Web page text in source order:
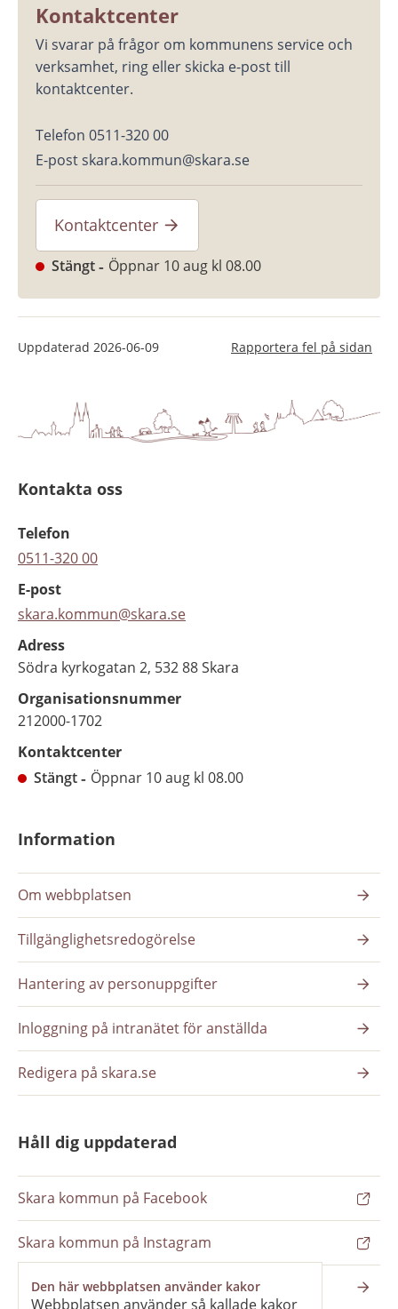
Den här webbplatsen använder kakor
Webbplatsen använder så kallade kakor
Kontaktcenter
Vi svarar på frågor om kommunens service och
verksamhet, ring eller skicka e-post till
kontaktcenter.
Telefon 0511-320 00
E-post skara.kommun@skara.se
Kontaktcenter
Stängt Öppnar 10 aug kl 08.00
Uppdaterad 2026-06-09 Rapportera fel på sidan
Kontakta oss
Telefon
0511-320 00
E-post
skara.kommun@skara.se
Adress
Södra kyrkogatan 2, 532 88 Skara
Organisationsnummer
212000-1702
Kontaktcenter
Stängt
Öppnar 10 aug kl 08.00
Information
Om webbplatsen
Tillgänglighetsredogörelse
Hantering av personuppgifter
Inloggning på intranätet för anställda
Redigera på skara.se
Håll dig uppdaterad
Skara kommun på Facebook
Skara kommun på Instagram
Nyhetsbrev